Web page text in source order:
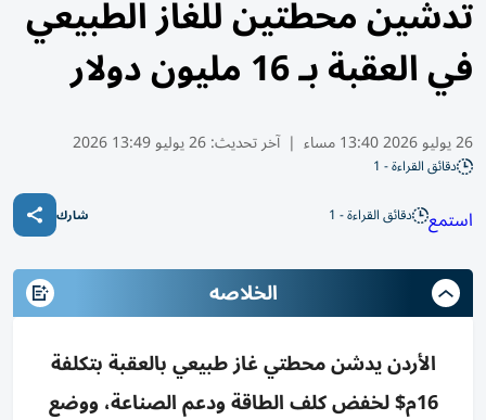
تدشين محطتين للغاز الطبيعي
في العقبة بـ 16 مليون دولار
26 يوليو 2026 13:40 مساء | آخر تحديث:26 يوليو 13:49 2026
دقائق القراءة - 1
استمع دقائق القراءة - 1 شارك
الخلاصه
الأردن يدشن محطتي غاز طبيعي بالعقبة بتكلفة
16م$ لخفض كلف الطاقة ودعم الصناعة، ووضع